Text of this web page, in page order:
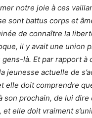
notre joie à ces
sont battus corps et
de connaître la
il y avait une union
là. Et par rapport à
jeunesse actuelle de
elle doit comprendre
son prochain, de lui dire
elle doit vraiment